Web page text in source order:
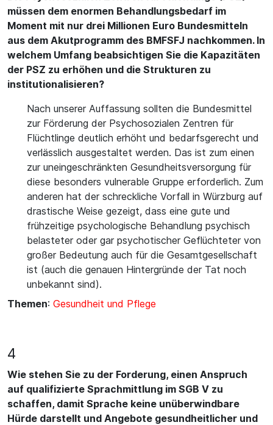
müssen dem enormen Behandlungsbedarf im
Moment mit nur drei Millionen Euro Bundesmitteln
aus dem Akutprogramm des BMFSFJ nachkommen. In
welchem Umfang beabsichtigen Sie die Kapazitäten
der PSZ zu erhöhen und die Strukturen zu
institutionalisieren?
Nach unserer Auffassung sollten die Bundesmittel
zur Förderung der Psychosozialen Zentren für
Flüchtlinge deutlich erhöht und bedarfsgerecht und
verlässlich ausgestaltet werden. Das ist zum einen
zur uneingeschränkten Gesundheitsversorgung für
diese besonders vulnerable Gruppe erforderlich. Zum
anderen hat der schreckliche Vorfall in Würzburg auf
drastische Weise gezeigt, dass eine gute und
frühzeitige psychologische Behandlung psychisch
belasteter oder gar psychotischer Geflüchteter von
großer Bedeutung auch für die Gesamtgesellschaft
ist (auch die genauen Hintergründe der Tat noch
unbekannt sind).
Themen: Gesundheit und Pflege
4
Wie stehen Sie zu der Forderung, einen Anspruch
auf qualifizierte Sprachmittlung im SGB V zu
schaffen, damit Sprache keine unüberwindbare
Hürde darstellt und Angebote gesundheitlicher und